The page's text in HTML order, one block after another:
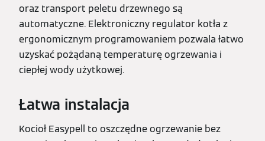
oraz transport peletu drzewnego są
automatyczne. Elektroniczny regulator kotła z
ergonomicznym programowaniem pozwala łatwo
uzyskać pożądaną temperaturę ogrzewania i
ciepłej wody użytkowej.
Łatwa instalacja
Kocioł Easypell to oszczędne ogrzewanie bez